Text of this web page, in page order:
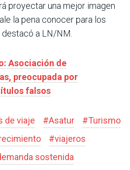
proyectar una mejor imagen
la pena conocer para los
a LN/NM.
Asociación de
preocupada por
falsos
de viaje #Asatur #Turismo
#viajeros
sostenida